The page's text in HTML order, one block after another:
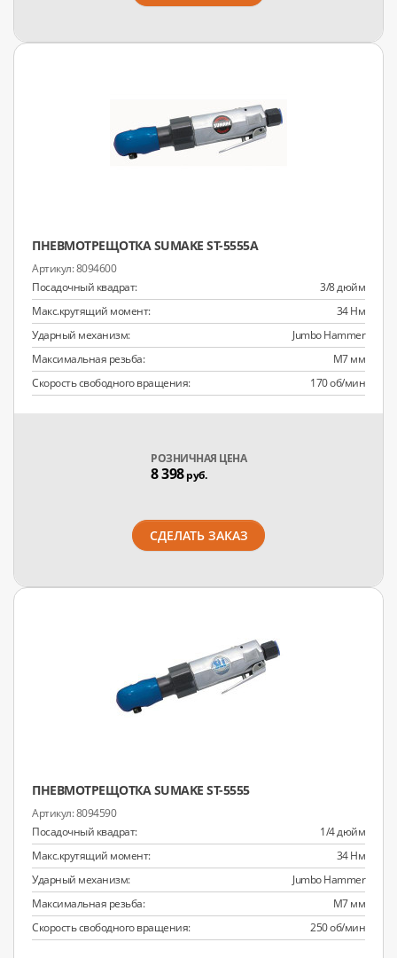
ПНЕВМОТРЕЩОТКА SUMAKE ST-5555A
8094600
Посадочный квадрат:
3/8 дюйм
Макс.крутящий момент:
34 Нм
Ударный механизм:
Jumbo Hammer
Максимальная резьба:
M7 мм
Скорость свободного вращения:
170 об/мин
РОЗНИЧНАЯ ЦЕНА
8 398руб.
СДЕЛАТЬ ЗАКАЗ
ПНЕВМОТРЕЩОТКА SUMAKE ST-5555
8094590
Посадочный квадрат:
1/4 дюйм
Макс.крутящий момент:
34 Нм
Ударный механизм:
Jumbo Hammer
Максимальная резьба:
M7 мм
Скорость свободного вращения:
250 об/мин